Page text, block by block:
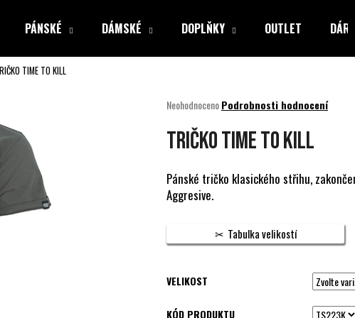
PÁNSKÉ DÁMSKÉ DOPLŇKY OUTLET
TIME TO KILL
Průměrné
produktu
z
5
hvězdiček.
NeohodnocenoPodrobnosti hodnocení
TRIČKO TIME TO KILL
Pánské tričko klasického střihu,
Aggresive.
Tabulka velikostí
VELIKOST
KÓD PRODUKTU
Co potřebujete najít?
HLEDAT